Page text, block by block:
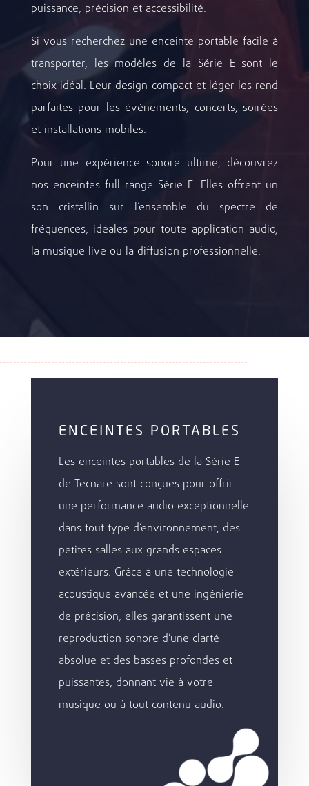
puissance, précision et accessibilité.
Si vous recherchez une enceinte portable facile à
transporter, les modèles de la Série E sont le
choix idéal. Leur design compact et léger les rend
parfaites pour les événements, concerts, soirées
et installations mobiles.
Pour une expérience sonore ultime, découvrez
nos enceintes full range Série E. Elles offrent un
son cristallin sur l’ensemble du spectre de
fréquences, idéales pour toute application audio,
la musique live ou la diffusion professionnelle.
ENCEINTES PORTABLES
Les enceintes portables de la Série E
de Tecnare sont conçues pour offrir
une performance audio exceptionnelle
dans tout type d’environnement, des
petites salles aux grands espaces
extérieurs. Grâce à une technologie
acoustique avancée et une ingénierie
de précision, elles garantissent une
reproduction sonore d’une clarté
absolue et des basses profondes et
puissantes, donnant vie à votre
musique ou à tout contenu audio.